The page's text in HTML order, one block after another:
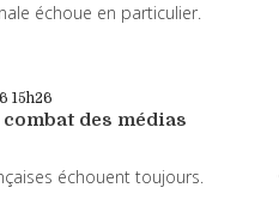
échoue en particulier.
15h26
combat des médias
échouent toujours.